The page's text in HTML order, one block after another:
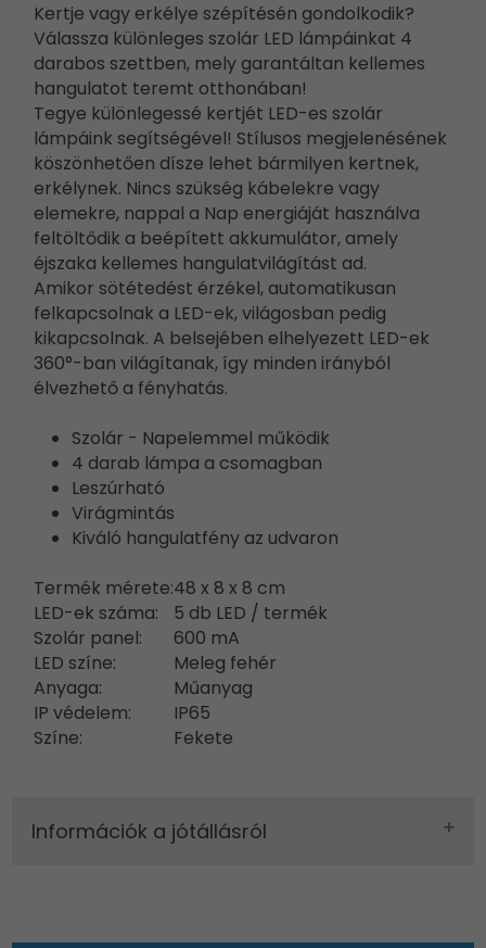
Kertje vagy erkélye szépítésén gondolkodik?
Válassza különleges szolár LED lámpáinkat 4
darabos szettben, mely garantáltan kellemes
hangulatot teremt otthonában!
Tegye különlegessé kertjét LED-es szolár
lámpáink segítségével! Stílusos megjelenésének
köszönhetően dísze lehet bármilyen kertnek,
erkélynek. Nincs szükség kábelekre vagy
elemekre, nappal a Nap energiáját használva
feltöltődik a beépített akkumulátor, amely
éjszaka kellemes hangulatvilágítást ad.
Amikor sötétedést érzékel, automatikusan
felkapcsolnak a LED-ek, világosban pedig
kikapcsolnak. A belsejében elhelyezett LED-ek
360°-ban világítanak, így minden irányból
élvezhető a fényhatás.
Szolár - Napelemmel működik
4 darab lámpa a csomagban
Leszúrható
Virágmintás
Kiváló hangulatfény az udvaron
Termék mérete:48 x 8 x 8 cm
LED-ek száma:
5 db LED / termék
Szolár panel:
600 mA
LED színe:
Meleg fehér
Anyaga:
Műanyag
IP védelem:
IP65
Színe:
Fekete
Információk a jótállásról